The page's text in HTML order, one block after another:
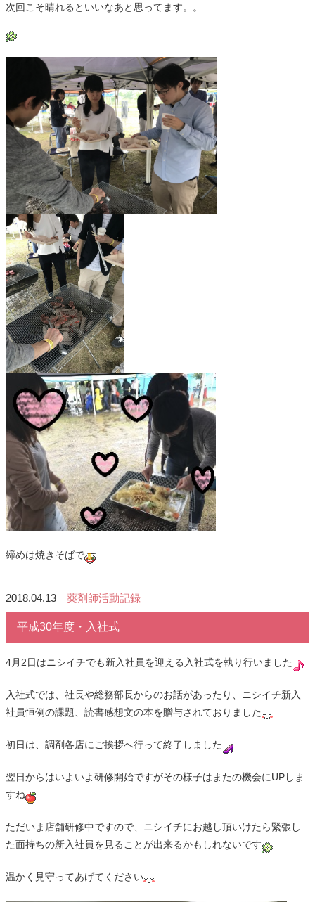
次回こそ晴れるといいなあと思ってます。。
締めは焼きそばで
2018.04.13 薬剤師活動記録
平成30年度・入社式
4月2日はニシイチでも新入社員を迎える入社式を執り行いました
入社式では、社長や総務部長からのお話があったり、ニシイチ新入
社員恒例の課題、読書感想文の本を贈与されておりました
初日は、調剤各店にご挨拶へ行って終了しました
翌日からはいよいよ研修開始ですがその様子はまたの機会にUPしま
すね
ただいま店舗研修中ですので、ニシイチにお越し頂いけたら緊張し
た面持ちの新入社員を見ることが出来るかもしれないです
温かく見守ってあげてください